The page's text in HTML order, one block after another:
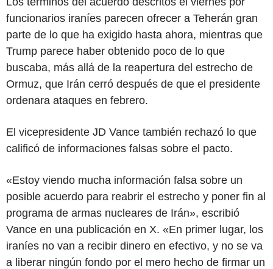
funcionarios iraníes parecen ofrecer a Teherán gran
parte de lo que ha exigido hasta ahora, mientras que
Trump parece haber obtenido poco de lo que
buscaba, más allá de la reapertura del estrecho de
Ormuz, que Irán cerró después de que el presidente
ordenara ataques en febrero.
El vicepresidente JD Vance también rechazó lo que
calificó de informaciones falsas sobre el pacto.
«Estoy viendo mucha información falsa sobre un
posible acuerdo para reabrir el estrecho y poner fin al
programa de armas nucleares de Irán», escribió
Vance en una publicación en X. «En primer lugar, los
iraníes no van a recibir dinero en efectivo, y no se va
a liberar ningún fondo por el mero hecho de firmar un